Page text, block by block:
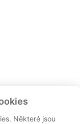
Některé jsou